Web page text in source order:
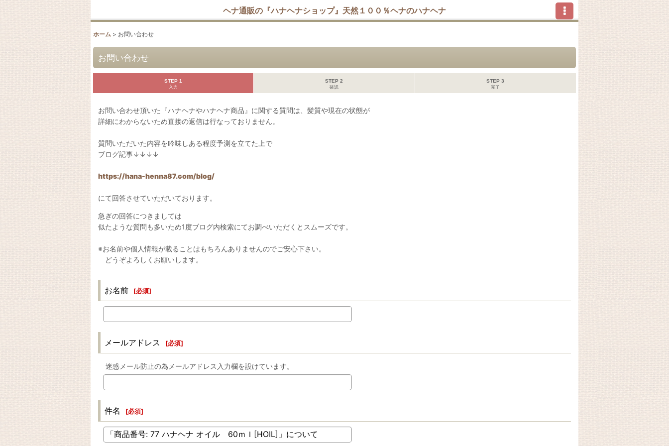
ヘナ通販の『ハナヘナショップ』天然１００％ヘナのハナヘナ
ホーム > お問い合わせ
お問い合わせ
STEP 1
入力
STEP 2
確認
STEP 3
完了
お問い合わせ頂いた『ハナヘナやハナヘナ商品』に関する質問は、髪質や現在の状態が
詳細にわからないため直接の返信は行なっておりません。
質問いただいた内容を吟味しある程度予測を立てた上で
ブログ記事↓↓↓↓
https://hana-henna87.com/blog/
にて回答させていただいております。
急ぎの回答につきましては
似たような質問も多いため1度ブログ内検索にてお調べいただくとスムーズです。
※お名前や個人情報が載ることはもちろんありませんのでご安心下さい。
どうぞよろしくお願いします。
お名前 [必須]
メールアドレス [必須]
迷惑メール防止の為メールアドレス入力欄を設けています。
件名 [必須]